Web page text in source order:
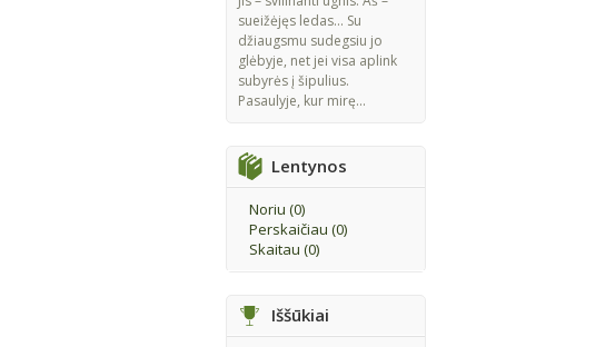
sueižėjęs ledas... Su
džiaugsmu sudegsiu jo
glėbyje, net jei visa aplink
subyrės į šipulius.
Pasaulyje, kur mirę...
Lentynos
Noriu (0)
Perskaičiau (0)
Skaitau (0)
Iššūkiai